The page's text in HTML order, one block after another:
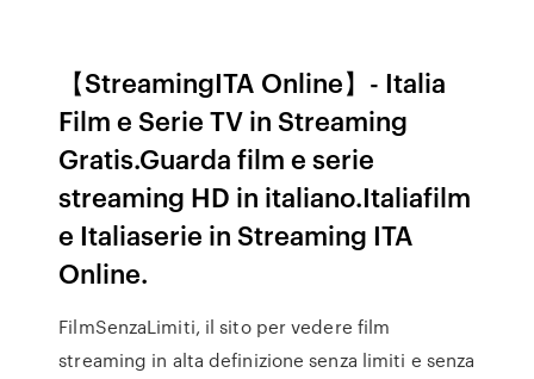
【StreamingITA Online】- Italia
Film e Serie TV in Streaming
Gratis.Guarda film e serie
streaming HD in italiano.Italiafilm
e Italiaserie in Streaming ITA
Online.
FilmSenzaLimiti, il sito per vedere film
streaming in alta definizione senza limiti e senza